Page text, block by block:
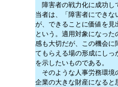
障害者の戦力化に成功し
当者は、「障害者にでき
が、できることに価値を見
という。適用対象になっ
感も大切だが、この機会に
てもらえる場の形成にしっ
を示したいものである。
そのような人事労務環境
企業の大きな財産になると